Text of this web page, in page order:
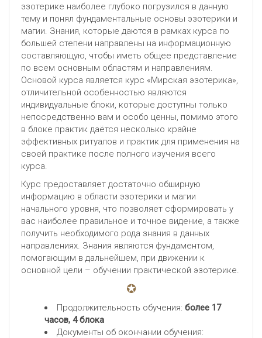
эзотерике наиболее глубоко погрузился в данную
тему и понял фундаментальные основы эзотерики и
магии. Знания, которые даются в рамках курса по
большей степени направлены на информационную
составляющую, чтобы иметь общее представление
по всем основным областям и направлениям.
Основой курса является курс «Мирская эзотерика»,
отличительной особенностью являются
индивидуальные блоки, которые доступны только
непосредственно вам и особо ценны, помимо этого
в блоке практик даётся несколько крайне
эффективных ритуалов и практик для применения на
своей практике после полного изучения всего
курса.
Курс предоставляет достаточно обширную
информацию в области эзотерики и магии
начального уровня, что позволяет сформировать у
вас наиболее правильное и точное видение, а также
получить необходимого рода знания в данных
направлениях. Знания являются фундаментом,
помогающим в дальнейшем, при движении к
основной цели – обучении практической эзотерике.
Продолжительность обучения: более 17
часов, 4 блока
Документы об окончании обучения: